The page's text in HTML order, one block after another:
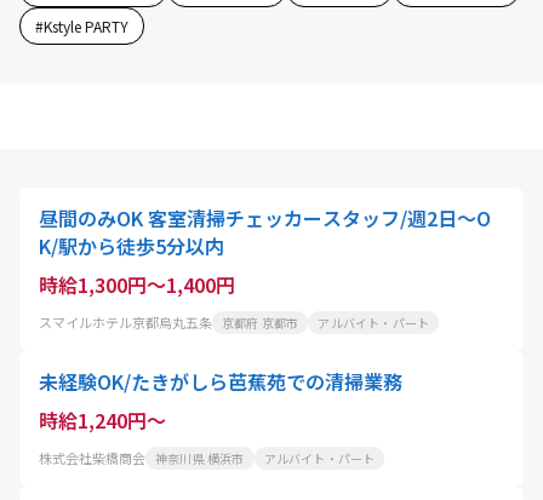
#Kstyle PARTY
昼間のみOK 客室清掃チェッカースタッフ/週2日～O
K/駅から徒歩5分以内
時給1,300円～1,400円
スマイルホテル京都烏丸五条 京都府 京都市 アルバイト・パート
未経験OK/たきがしら芭蕉苑での清掃業務
時給1,240円～
株式会社柴橋商会 神奈川県 横浜市 アルバイト・パート